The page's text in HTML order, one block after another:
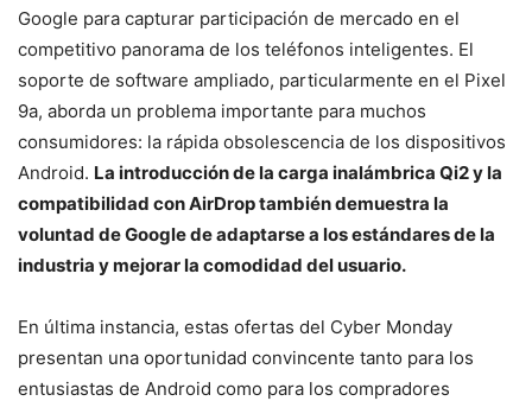
Google para capturar participación de mercado en el
competitivo panorama de los teléfonos inteligentes. El
soporte de software ampliado, particularmente en el Pixel
9a, aborda un problema importante para muchos
consumidores: la rápida obsolescencia de los dispositivos
Android. La introducción de la carga inalámbrica Qi2 y la
compatibilidad con AirDrop también demuestra la
voluntad de Google de adaptarse a los estándares de la
industria y mejorar la comodidad del usuario.
En última instancia, estas ofertas del Cyber Monday
presentan una oportunidad convincente tanto para los
entusiastas de Android como para los compradores